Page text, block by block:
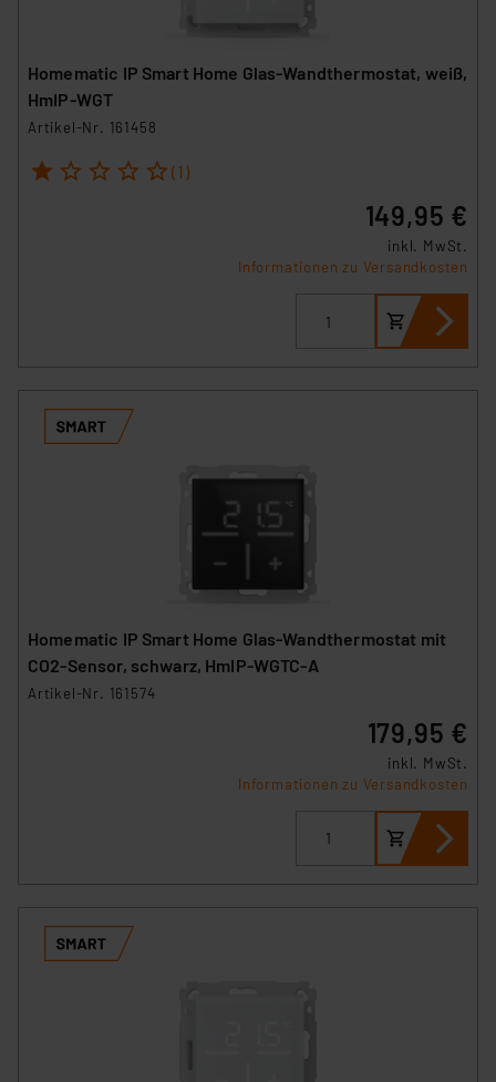
Beurteilung der mit der Datenübermittlung,
Homematic IP Smart Home Glas-Wandthermostat, weiß,
HmIP-WGT
Artikel-Nr. 161458
1 2 3 4 5 (1)
149,95 €
inkl. MwSt.
Informationen zu Versandkosten
Homematic IP Smart Home Glas-Wandthermostat mit
CO2-Sensor, schwarz, HmIP-WGTC-A
Artikel-Nr. 161574
179,95 €
inkl. MwSt.
Informationen zu Versandkosten